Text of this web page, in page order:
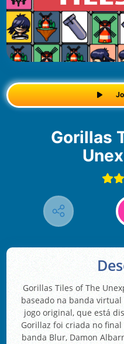
Gorillas Tiles of The
Gorillas Tiles of The
baseado na banda
jogo original, que está
Gorillaz foi criada no
banda Blur, Damon